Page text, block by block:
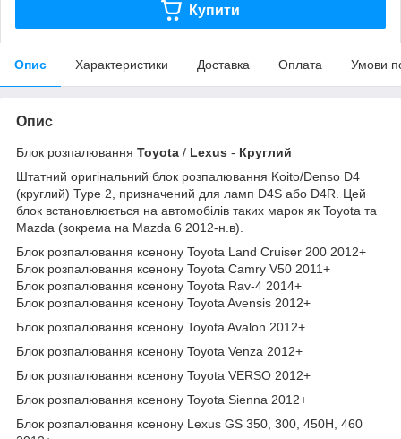
Купити
Опис Характеристики Доставка Оплата Умови
Опис
Блок розпалювання Toyota / Lexus - Круглий
Штатний оригінальний блок розпалювання Koito/Denso D4
(круглий) Type 2, призначений для ламп D4S або D4R. Цей
блок встановлюється на автомобілів таких марок як Toyota та
Mazda (зокрема на Mazda 6 2012-н.в).
Блок розпалювання ксенону Toyota Land Cruiser 200 2012+
Блок розпалювання ксенону Toyota Camry V50 2011+
Блок розпалювання ксенону Toyota Rav-4 2014+
Блок розпалювання ксенону Toyota Avensis 2012+
Блок розпалювання ксенону Toyota Avalon 2012+
Блок розпалювання ксенону Toyota Venza 2012+
Блок розпалювання ксенону Toyota VERSO 2012+
Блок розпалювання ксенону Toyota Sienna 2012+
Блок розпалювання ксенону Lexus GS 350, 300, 450H, 460